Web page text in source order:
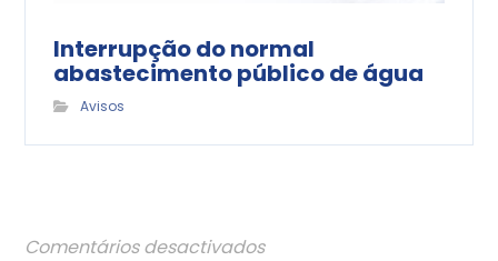
Interrupção do normal
abastecimento público de água
Avisos
Comentários desactivados